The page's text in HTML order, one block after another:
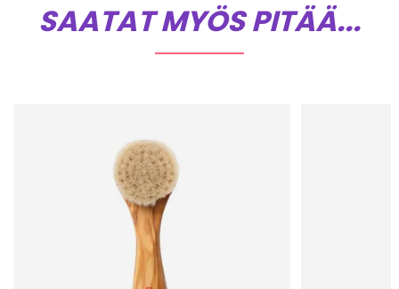
SAATAT MYÖS PITÄÄ...